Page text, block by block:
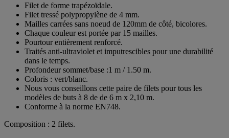
Filet de forme trapézoïdale.
Filet tressé polypropylène de 4 mm.
Mailles carrées sans noeud de 120mm de côté, bicolores.
Chaque couleur est portée par 15 mailles.
Pourtour entièrement renforcé.
Traités anti-ultraviolet et imputrescibles pour une durabilité
dans le temps.
Profondeur sommet/base :1 m / 1.50 m.
Coloris : vert/blanc.
Nous vous conseillons cette paire de filets pour tous les
modèles de buts à 8 de de 6 m x 2,10 m.
Conforme à la norme EN748.
Composition : 2 filets.